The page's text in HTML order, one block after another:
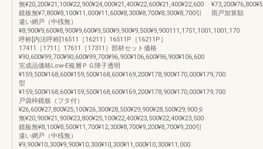
無¥20,200¥21,100¥22,900¥24,000¥21,400¥22,600¥21,400¥22,600
鏡板無¥7,800¥8,100¥11,000¥11,600¥8,300¥8,700¥8,300¥8,700引
違い網戸（中桟無）
¥8,900¥9,600¥8,900¥9,600¥9,500¥9,900¥9,500¥9,900111,1751,1001,1001,170
呼称[内法呼称]16511［16211］16511P［16211P］
17411［1711］17611［17311］部材セット価格
¥90,600¥99,700¥90,600¥99,700¥96,900¥106,600¥96,900¥106,600
完成品価格Low-E複層ＰＧ障子透明
¥159,500¥168,600¥159,500¥168,600¥169,200¥178,900¥170,000¥179,700
型
¥159,500¥168,600¥159,500¥168,600¥169,200¥178,900¥170,000¥179,700
戸袋枠鏡板（フタ付）
¥26,600¥27,800¥25,100¥26,300¥28,500¥29,900¥28,500¥29,900タ
無¥20,900¥21,900¥23,800¥25,100¥22,400¥23,500¥22,400¥23,500
鏡板無¥8,100¥8,500¥11,700¥12,300¥8,700¥9,200¥8,700¥9,200引
違い網戸（中桟無）
¥9,900¥10,300¥9,900¥10,300¥10,300¥11,000¥10,300¥11,000
雨戸加算額